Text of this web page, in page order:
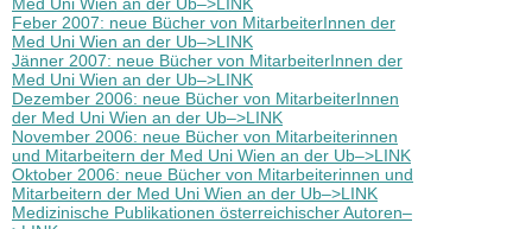
Med Uni Wien an der Ub–>LINK
Feber 2007: neue Bücher von MitarbeiterInnen der
Med Uni Wien an der Ub–>LINK
Jänner 2007: neue Bücher von MitarbeiterInnen der
Med Uni Wien an der Ub–>LINK
Dezember 2006: neue Bücher von MitarbeiterInnen
der Med Uni Wien an der Ub–>LINK
November 2006: neue Bücher von Mitarbeiterinnen
und Mitarbeitern der Med Uni Wien an der Ub–>LINK
Oktober 2006: neue Bücher von Mitarbeiterinnen und
Mitarbeitern der Med Uni Wien an der Ub–>LINK
Medizinische Publikationen österreichischer Autoren–